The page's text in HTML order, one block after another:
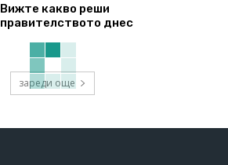
Вижте какво реши
правителството днес
зареди още